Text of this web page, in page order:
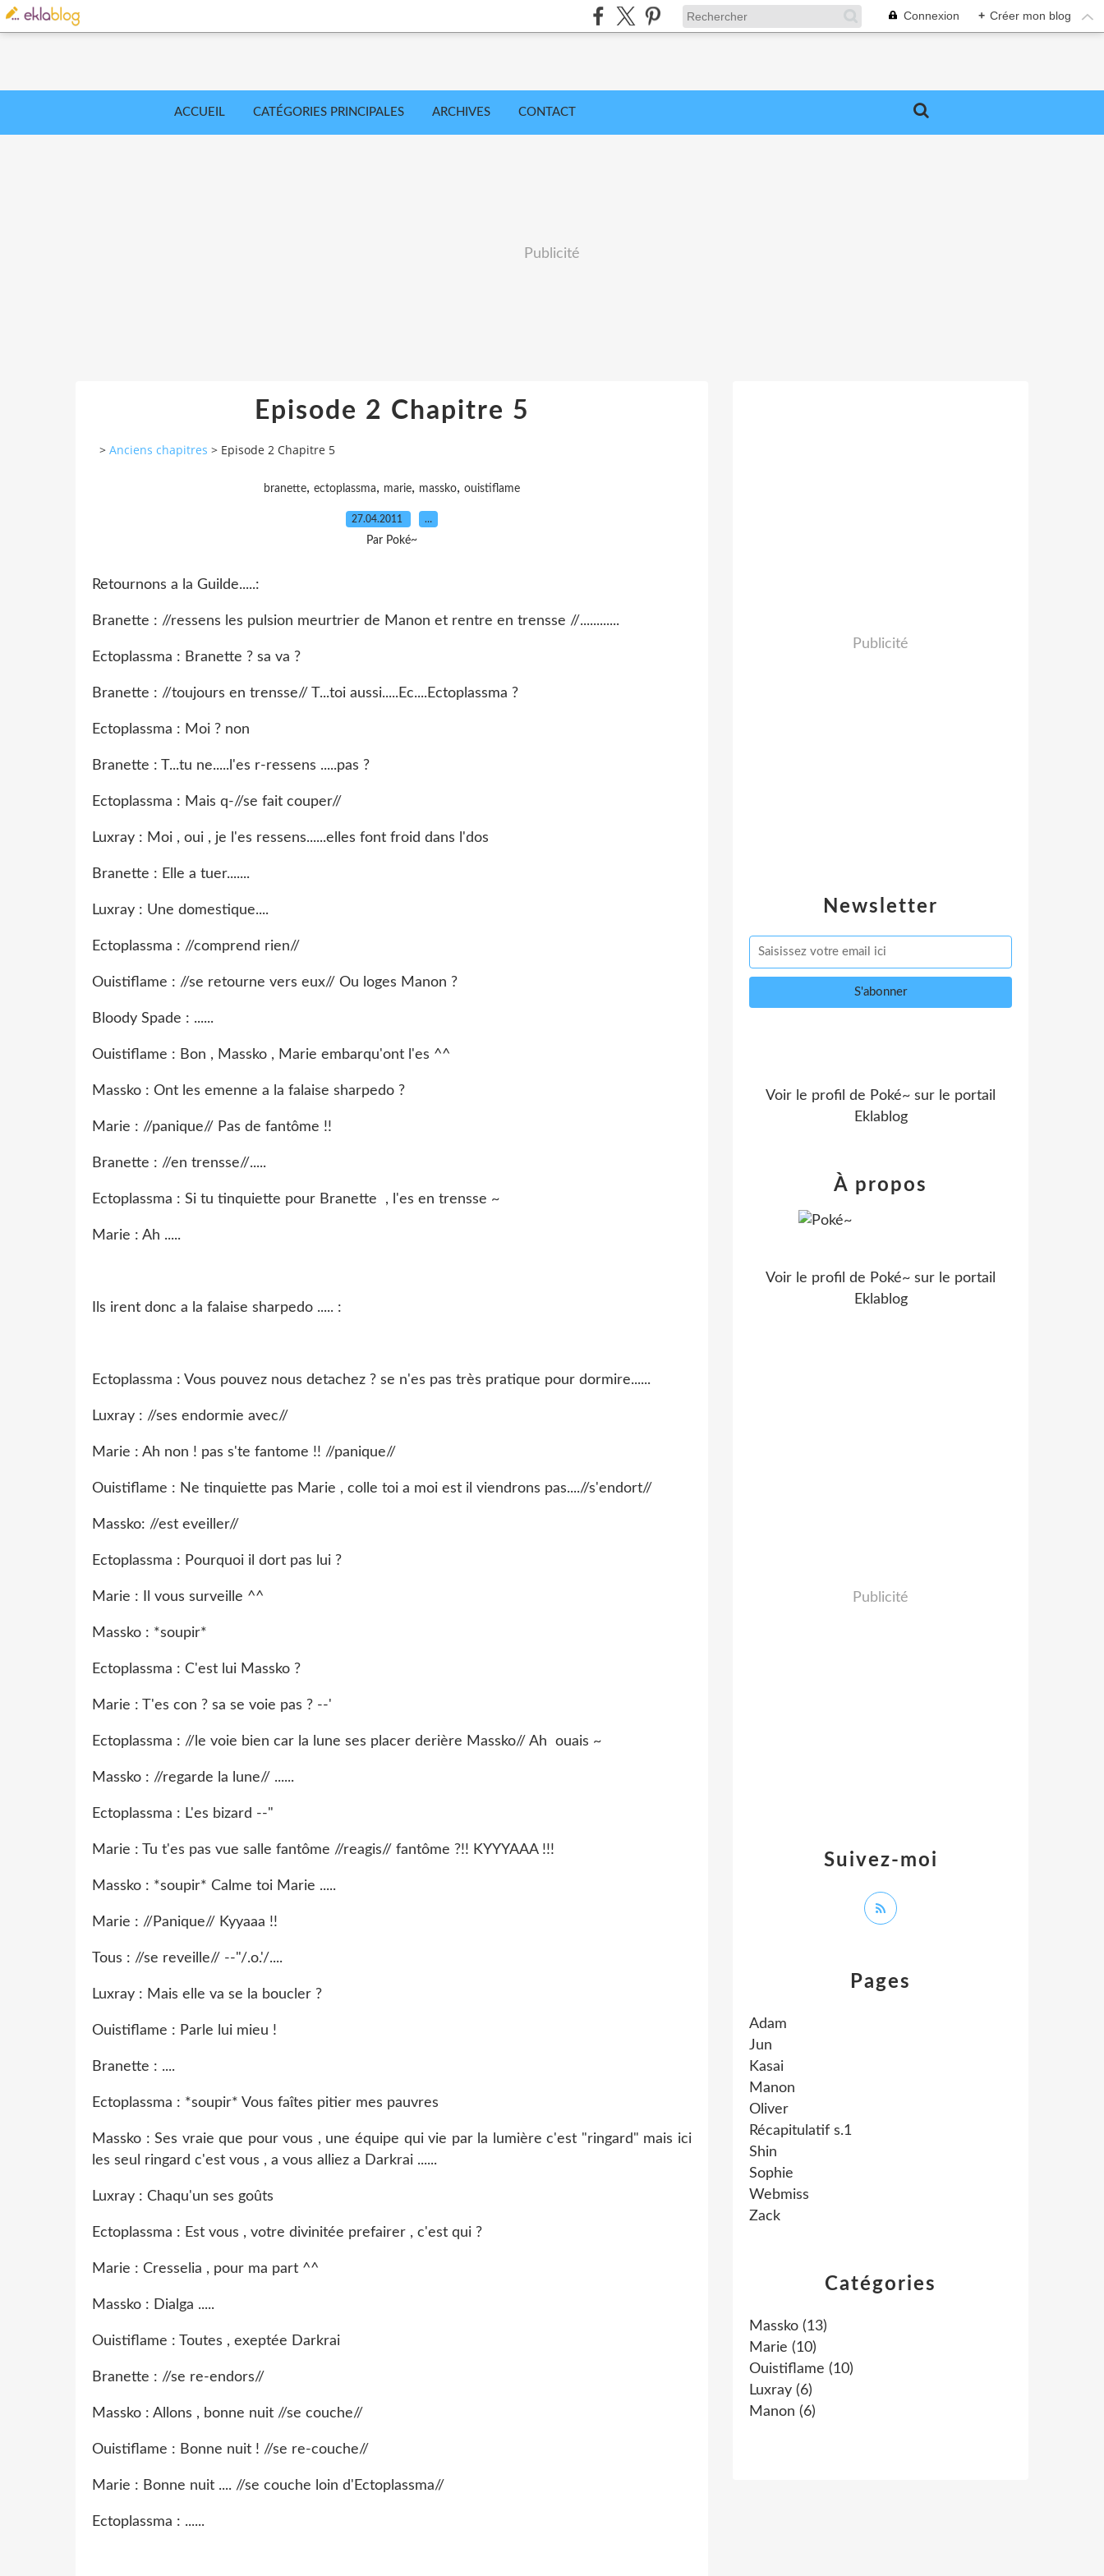
Connexion + Créer mon blog
ACCUEIL CATÉGORIES PRINCIPALES ARCHIVES CONTACT
Publicité
Episode 2 Chapitre 5
> Anciens chapitres > Episode 2 Chapitre 5
branette, ectoplassma, marie, massko, ouistiflame
27.04.2011 …
Par Poké~
Retournons a la Guilde.....:
Branette : //ressens les pulsion meurtrier de Manon et rentre en trensse //............
Ectoplassma : Branette ? sa va ?
Branette : //toujours en trensse// T...toi aussi.....Ec....Ectoplassma ?
Ectoplassma : Moi ? non
Branette : T...tu ne.....l'es r-ressens .....pas ?
Ectoplassma : Mais q-//se fait couper//
Luxray : Moi , oui , je l'es ressens......elles font froid dans l'dos
Branette : Elle a tuer.......
Luxray : Une domestique....
Ectoplassma : //comprend rien//
Ouistiflame : //se retourne vers eux// Ou loges Manon ?
Bloody Spade : ......
Ouistiflame : Bon , Massko , Marie embarqu'ont l'es ^^
Massko : Ont les emenne a la falaise sharpedo ?
Marie : //panique// Pas de fantôme !!
Branette : //en trensse//.....
Ectoplassma : Si tu tinquiette pour Branette , l'es en trensse ~
Marie : Ah .....
Ils irent donc a la falaise sharpedo ..... :
Ectoplassma : Vous pouvez nous detachez ? se n'es pas très pratique pour dormire......
Luxray : //ses endormie avec//
Marie : Ah non ! pas s'te fantome !! //panique//
Ouistiflame : Ne tinquiette pas Marie , colle toi a moi est il viendrons pas....//s'endort//
Massko: //est eveiller//
Ectoplassma : Pourquoi il dort pas lui ?
Marie : Il vous surveille ^^
Massko : *soupir*
Ectoplassma : C'est lui Massko ?
Marie : T'es con ? sa se voie pas ? --'
Ectoplassma : //le voie bien car la lune ses placer derière Massko// Ah ouais ~
Massko : //regarde la lune// ......
Ectoplassma : L'es bizard --"
Marie : Tu t'es pas vue salle fantôme //reagis// fantôme ?!! KYYYAAA !!!
Massko : *soupir* Calme toi Marie .....
Marie : //Panique// Kyyaaa !!
Tous : //se reveille// --"/.o.'/....
Luxray : Mais elle va se la boucler ?
Ouistiflame : Parle lui mieu !
Branette : ....
Ectoplassma : *soupir* Vous faîtes pitier mes pauvres
Massko : Ses vraie que pour vous , une équipe qui vie par la lumière c'est "ringard" mais ici
les seul ringard c'est vous , a vous alliez a Darkrai ......
Luxray : Chaqu'un ses goûts
Ectoplassma : Est vous , votre divinitée prefairer , c'est qui ?
Marie : Cresselia , pour ma part ^^
Massko : Dialga .....
Ouistiflame : Toutes , exeptée Darkrai
Branette : //se re-endors//
Massko : Allons , bonne nuit //se couche//
Ouistiflame : Bonne nuit ! //se re-couche//
Marie : Bonne nuit .... //se couche loin d'Ectoplassma//
Ectoplassma : ......
Newsletter
Publicité
Catégories
Massko (13)
Marie (10)
Ouistiflame (10)
Luxray (6)
Manon (6)
Pages
Adam
Jun
Kasai
Manon
Oliver
Récapitulatif s.1
Shin
Sophie
Webmiss
Zack
Voir le profil de Poké~ sur le portail
Eklablog
Suivez-moi
À propos
Voir le profil de Poké~ sur le portail
Eklablog
Publicité